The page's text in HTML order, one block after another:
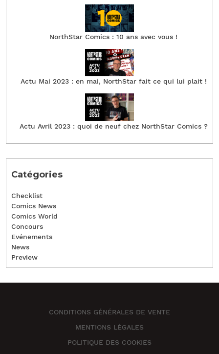
NorthStar Comics : 10 ans avec vous !
Actu Mai 2023 : en mai, NorthStar fait ce qui lui plait !
Actu Avril 2023 : quoi de neuf chez NorthStar Comics ?
Catégories
Checklist
Comics News
Comics World
Concours
Evénements
News
Preview
CONDITIONS GÉNÉRALES DE VENTE
MENTIONS LÉGALES
POLITIQUE DES COOKIES